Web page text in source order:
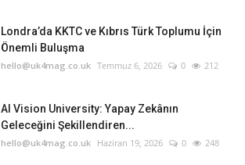
Londra’da KKTC ve Kıbrıs Türk Toplumu İçin
Önemli Buluşma
hello@uk4mag.co.uk Temmuz 6, 2026 0 212
AI Vision University: Yapay Zekânın
Geleceğini Şekillendiren...
hello@uk4mag.co.uk Haziran 19, 2026 0 248